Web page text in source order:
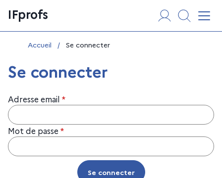
au
contenu
IFprofs
Vous êtes ici :
Accueil / Se connecter
Se connecter
Adresse email *
Mot de passe *
Se connecter
Se connecter